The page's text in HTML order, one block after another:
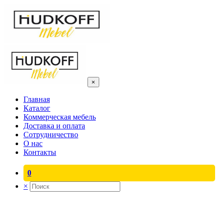
×
Главная
Каталог
Коммерческая мебель
Доставка и оплата
Сотрудничество
О нас
Контакты
0
×